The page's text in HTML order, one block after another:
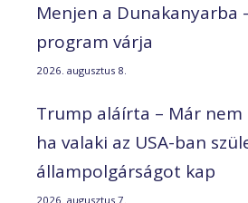
Menjen a Dunakanyarba
program várja
2026. augusztus 8.
Trump aláírta – Már
ha valaki az USA-ban
állampolgárságot kap
2026. augusztus 7.